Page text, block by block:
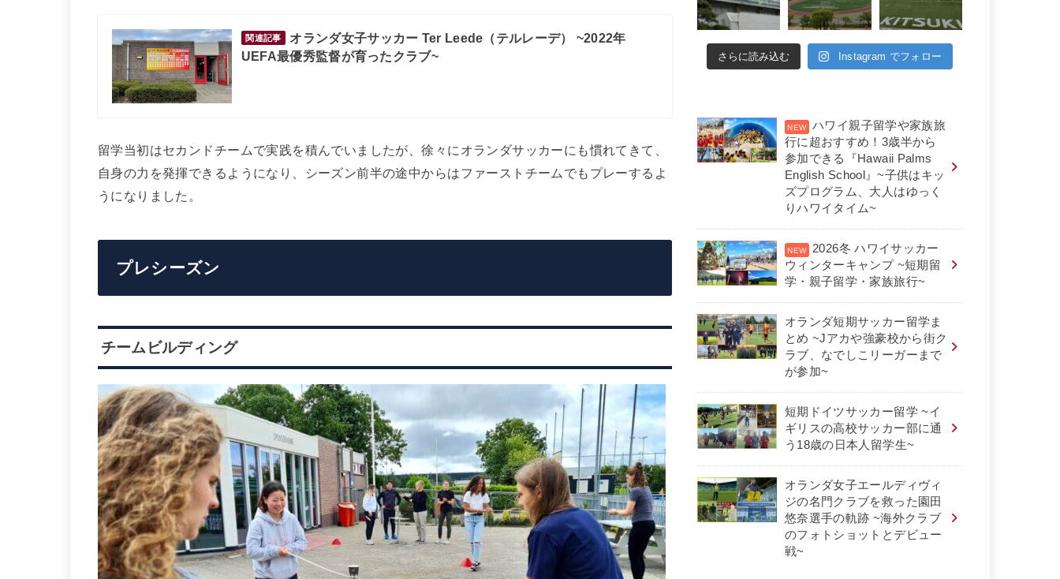
関連記事
オランダ女子サッカー Ter Leede（テルレーデ） ~2022年
UEFA最優秀監督が育ったクラブ~
留学当初はセカンドチームで実践を積んでいましたが、徐々にオランダサッカーにも慣れてきて、
自身の力を発揮できるようになり、シーズン前半の途中からはファーストチームでもプレーするよ
うになりました。
プレシーズン
チームビルディング
さらに読み込む Instagram でフォロー
ハワイ親子留学や家族旅
行に超おすすめ！3歳半から
参加できる『Hawaii Palms
English School』~子供はキッ
ズプログラム、大人はゆっく
りハワイタイム~
2026冬 ハワイサッカー
ウィンターキャンプ ~短期留
学・親子留学・家族旅行~
オランダ短期サッカー留学ま
とめ ~Jアカや強豪校から街ク
ラブ、なでしこリーガーまで
が参加~
短期ドイツサッカー留学 ~イ
ギリスの高校サッカー部に通
う18歳の日本人留学生~
オランダ女子エールディヴィ
ジの名門クラブを救った園田
悠奈選手の軌跡 ~海外クラブ
のフォトショットとデビュー
戦~